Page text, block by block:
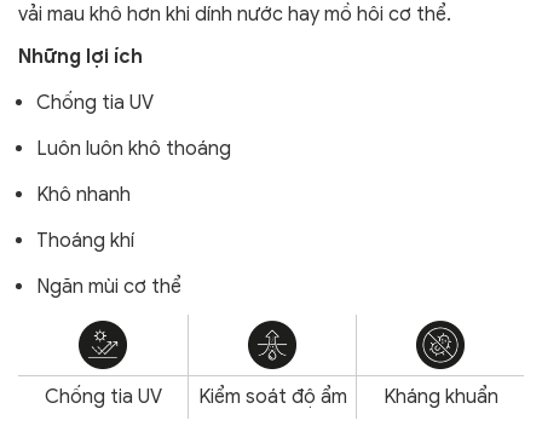
vải mau khô hơn khi dính nước hay mồ hôi cơ thể.
Những lợi ích
Chống tia UV
Luôn luôn khô thoáng
Khô nhanh
Thoáng khí
Ngăn mùi cơ thể
Chống tia UV Kiểm soát độ ẩm Kháng khuẩn